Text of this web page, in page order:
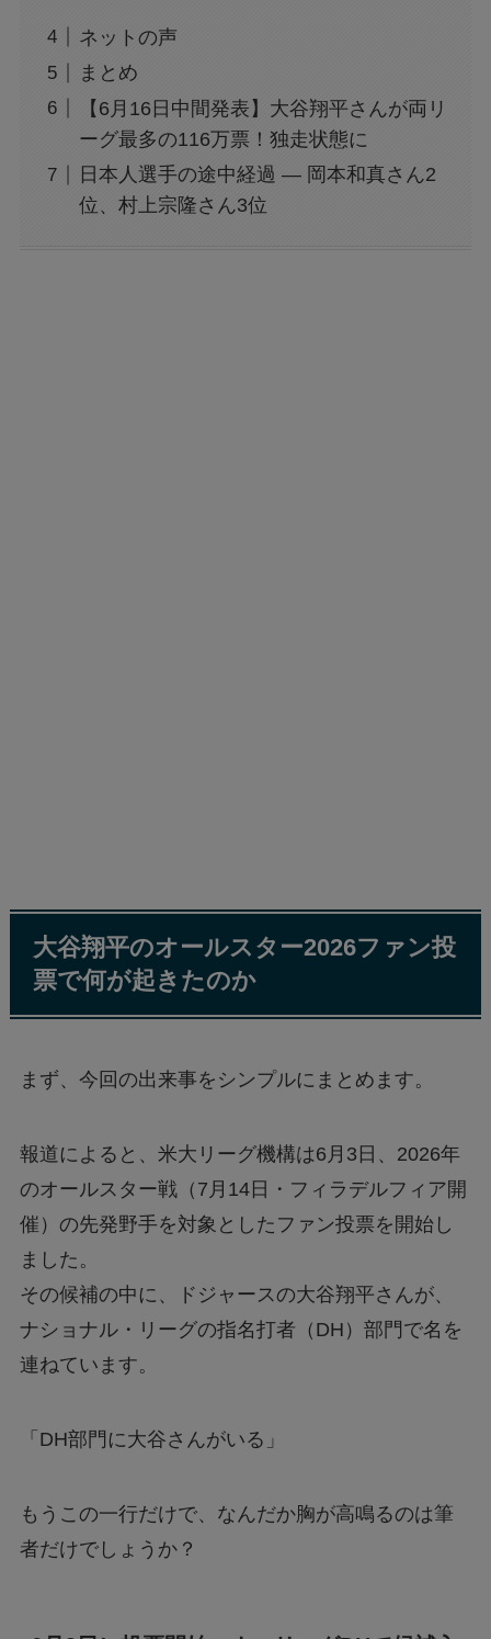
ネットの声
まとめ
【6月16日中間発表】大谷翔平さんが両リ
ーグ最多の116万票！独走状態に
日本人選手の途中経過 — 岡本和真さん2
位、村上宗隆さん3位
大谷翔平のオールスター2026ファン投
票で何が起きたのか
まず、今回の出来事をシンプルにまとめます。
報道によると、米大リーグ機構は6月3日、2026年
のオールスター戦（7月14日・フィラデルフィア開
催）の先発野手を対象としたファン投票を開始し
ました。
その候補の中に、ドジャースの大谷翔平さんが、
ナショナル・リーグの指名打者（DH）部門で名を
連ねています。
「DH部門に大谷さんがいる」
もうこの一行だけで、なんだか胸が高鳴るのは筆
者だけでしょうか？